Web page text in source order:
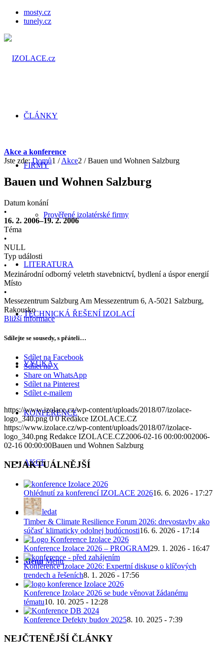
mosty.cz
tunely.cz
ČLÁNKY
FIRMY
Prověřené izolatérské firmy
LITERATURA
TECHNICKÁ ŘEŠENÍ IZOLACÍ
VÝUKA
KONFERENCE
AKCE
Hledat
Menu Menu
Akce a konference
Jste zde: Domů1 / Akce2 / Bauen und Wohnen Salzburg
Bauen und Wohnen Salzburg
Datum konání
•
16. 2. 2006–19. 2. 2006
Téma
•
NULL
Typ události
•
Mezinárodní odborný veletrh stavebnictví, bydlení a úspor energií
Místo
•
Messezentrum Salzburg Am Messezentrum 6, A-5021 Salzburg,
Rakousko
Bližší informace
Sdílejte se sousedy, s přáteli…
Sdílet na Facebook
Sdílet na X
Share on WhatsApp
Sdílet na Pinterest
Sdílet e-mailem
https://www.izolace.cz/wp-content/uploads/2018/07/izolace-
logo_340.png 0 0 Redakce IZOLACE.CZ
https://www.izolace.cz/wp-content/uploads/2018/07/izolace-
logo_340.png Redakce IZOLACE.CZ2006-02-16 00:00:002006-
02-16 00:00:00Bauen und Wohnen Salzburg
NEJAKTUÁLNĚJŠÍ
Ohlédnutí za konferencí IZOLACE 202616. 6. 2026 - 17:27
Timber & Climate Resilience Forum 2026: drevostavby ako
súčasť klimaticky odolnej budúcnosti16. 6. 2026 - 17:14
Konference Izolace 2026 – PROGRAM29. 1. 2026 - 16:47
Konference Izolace 2026: Expertní diskuse o klíčových
trendech a řešeních8. 1. 2026 - 17:56
Konference Izolace 2026 se bude věnovat žádanému
tématu10. 10. 2025 - 12:28
Konference Defekty budov 20258. 10. 2025 - 7:39
NEJČTENĚJŠÍ ČLÁNKY